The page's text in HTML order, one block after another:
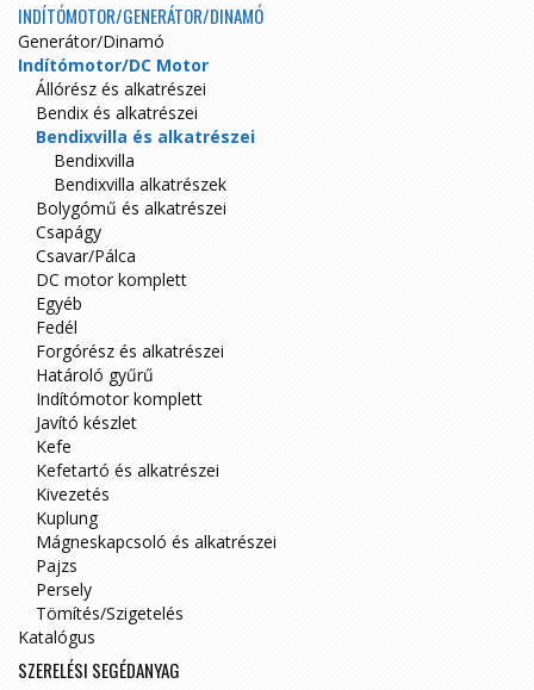
INDÍTÓMOTOR/GENERÁTOR/DINAMÓ
Generátor/Dinamó
Indítómotor/DC Motor
Állórész és alkatrészei
Bendix és alkatrészei
Bendixvilla és alkatrészei
Bendixvilla
Bendixvilla alkatrészek
Bolygómű és alkatrészei
Csapágy
Csavar/Pálca
DC motor komplett
Egyéb
Fedél
Forgórész és alkatrészei
Határoló gyűrű
Indítómotor komplett
Javító készlet
Kefe
Kefetartó és alkatrészei
Kivezetés
Kuplung
Mágneskapcsoló és alkatrészei
Pajzs
Persely
Tömítés/Szigetelés
Katalógus
SZERELÉSI SEGÉDANYAG